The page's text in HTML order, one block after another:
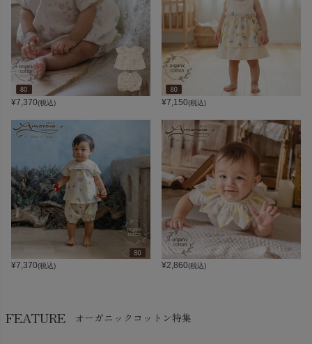
¥7,370(税込) ¥7,150(税込)
¥7,370(税込) ¥2,860(税込)
FEATURE オーガニックコットン特集